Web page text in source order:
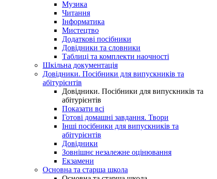
Музика
Читання
Інформатика
Мистецтво
Додаткові посібники
Довідники та словники
Таблиці та комплекти наочності
Шкільна документація
Довідники. Посібники для випускників та
абітурієнтів
Довідники. Посібники для випускників та
абітурієнтів
Показати всі
Готові домашні завдання. Твори
Інші посібники для випускників та
абітурієнтів
Довідники
Зовнішнє незалежне оцінювання
Екзамени
Основна та старша школа